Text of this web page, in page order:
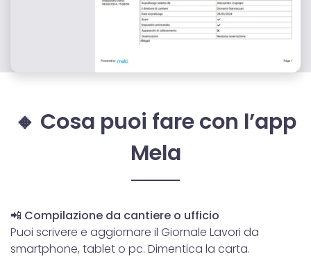
🔸 Cosa puoi fare con l’app
Mela
📲 Compilazione da cantiere o ufficio
Puoi scrivere e aggiornare il Giornale Lavori da
smartphone, tablet o pc. Dimentica la carta.